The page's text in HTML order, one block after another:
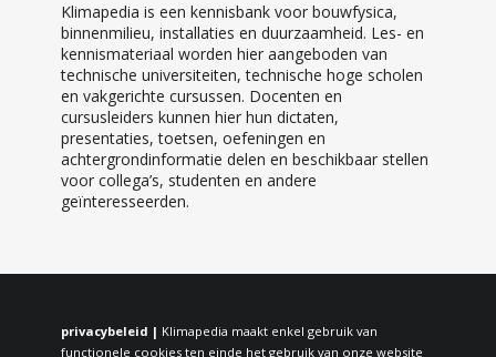
Klimapedia is een kennisbank voor bouwfysica,
binnenmilieu, installaties en duurzaamheid. Les- en
kennismateriaal worden hier aangeboden van
technische universiteiten, technische hoge scholen
en vakgerichte cursussen. Docenten en
cursusleiders kunnen hier hun dictaten,
presentaties, toetsen, oefeningen en
achtergrondinformatie delen en beschikbaar stellen
voor collega’s, studenten en andere
geïnteresseerden.
privacybeleid | Klimapedia maakt enkel gebruik van
functionele cookies ten einde het gebruik van onze website